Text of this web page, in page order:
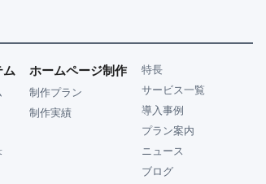
ム ホームページ制作
制作プラン
制作実績
特長
サービス一覧
導入事例
プラン案内
ニュース
ブログ